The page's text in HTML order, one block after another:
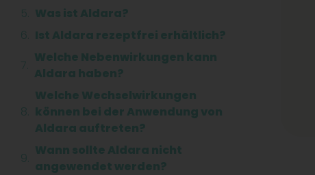
Was ist Aldara?
Ist Aldara rezeptfrei erhältlich?
Welche Nebenwirkungen kann
Aldara haben?
Welche Wechselwirkungen
können bei der Anwendung von
Aldara auftreten?
Wann sollte Aldara nicht
angewendet werden?